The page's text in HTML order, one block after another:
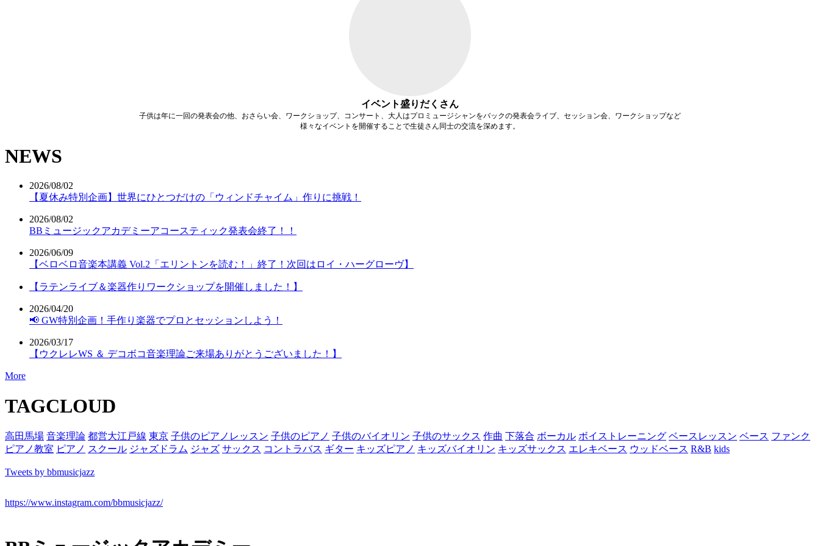
イベント盛りだくさん
子供は年に一回の発表会の他、おさらい会、ワークショップ、コンサート、大人はプロミュージシャンをバックの発表会ライブ、セッション会、ワークショップなど
様々なイベントを開催することで生徒さん同士の交流を深めます。
NEWS
2026/08/02
【夏休み特別企画】世界にひとつだけの「ウィンドチャイム」作りに挑戦！
2026/08/02
BBミュージックアカデミーアコースティック発表会終了！！
2026/06/09
【ベロベロ音楽本講義 Vol.2「エリントンを読む！」終了！次回はロイ・ハーグローヴ】
【ラテンライブ＆楽器作りワークショップを開催しました！】
2026/04/20
📢 GW特別企画！手作り楽器でプロとセッションしよう！
2026/03/17
【ウクレレWS ＆ デコボコ音楽理論ご来場ありがとうございました！】
More
TAGCLOUD
高田馬場 音楽理論 都営大江戸線 東京 子供のピアノレッスン 子供のピアノ 子供のバイオリン 子供のサックス 作曲 下落合 ボーカル ボイストレーニング ベースレッスン ベース ファンク
ピアノ教室 ピアノ スクール ジャズドラム ジャズ サックス コントラバス ギター キッズピアノ キッズバイオリン キッズサックス エレキベース ウッドベース R&B kids
Tweets by bbmusicjazz
https://www.instagram.com/bbmusicjazz/